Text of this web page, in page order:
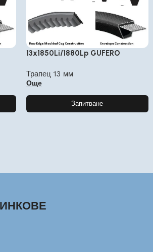
13x1850Li/1880Lp GUFERO
Трапец 13 мм
Още
Запитване